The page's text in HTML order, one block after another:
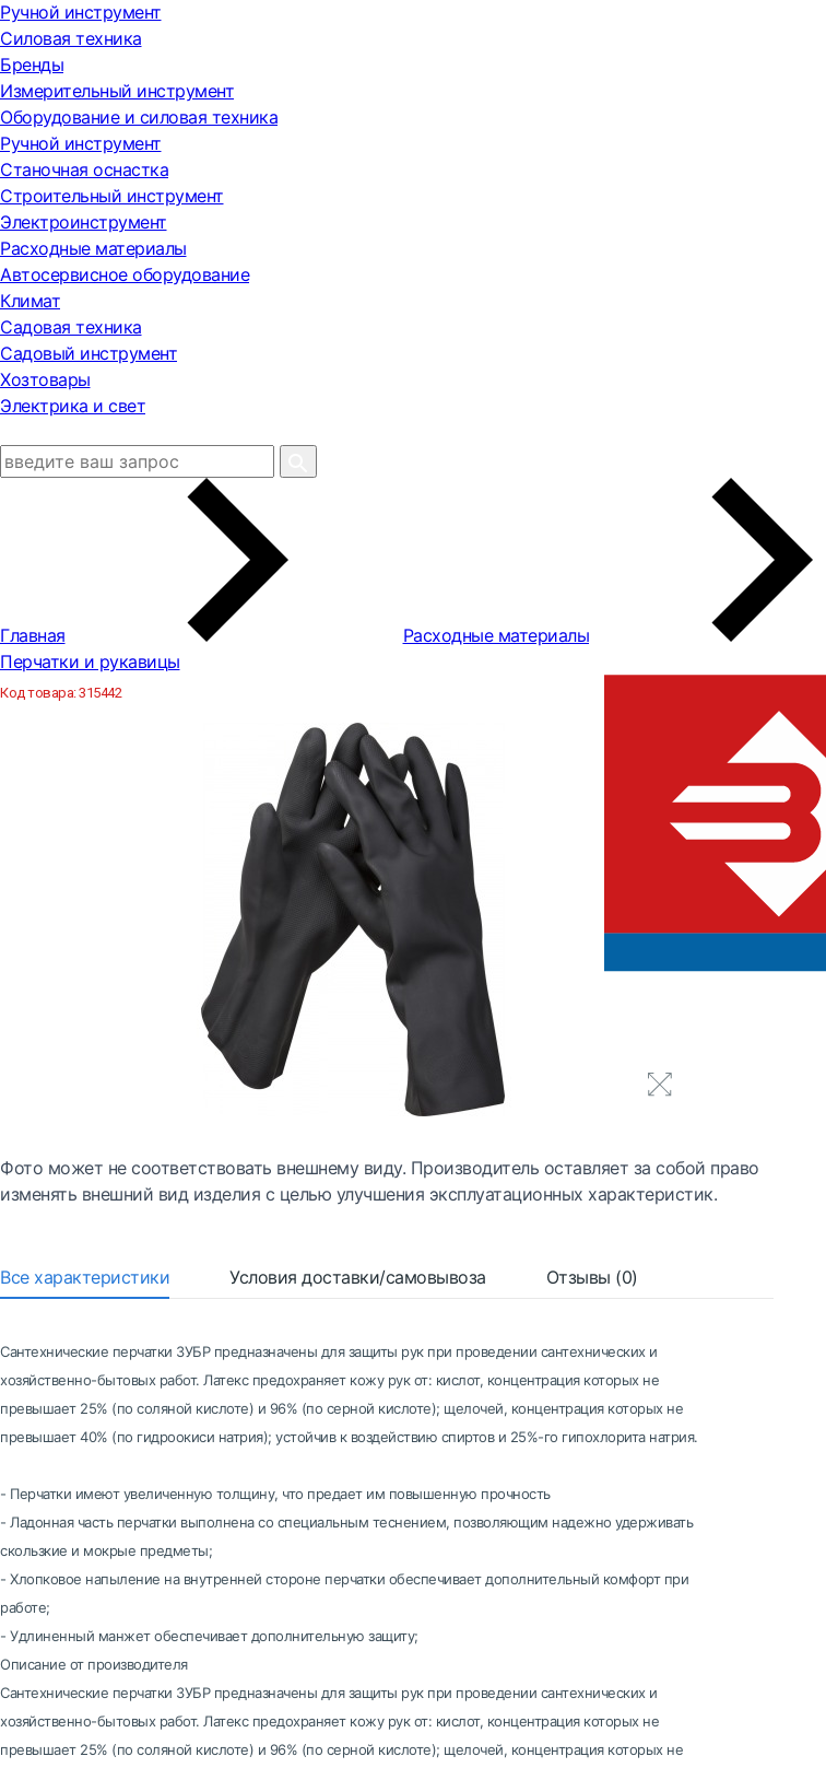
Ручной инструмент
Силовая техника
Бренды
Измерительный инструмент
Оборудование и силовая техника
Ручной инструмент
Станочная оснастка
Строительный инструмент
Электроинструмент
Расходные материалы
Автосервисное оборудование
Климат
Садовая техника
Садовый инструмент
Хозтовары
Электрика и свет
Главная Расходные материалы
Перчатки и рукавицы
Код товара:315442
Фото может не соответствовать внешнему виду. Производитель оставляет за собой право
изменять внешний вид изделия с целью улучшения эксплуатационных характеристик.
Все характеристики Условия доставки/самовывоза Отзывы (0)
Сантехнические перчатки ЗУБР предназначены для защиты рук при проведении сантехнических и
хозяйственно-бытовых работ. Латекс предохраняет кожу рук от: кислот, концентрация которых не
превышает 25% (по соляной кислоте) и 96% (по серной кислоте); щелочей, концентрация которых не
превышает 40% (по гидроокиси натрия); устойчив к воздействию спиртов и 25%-го гипохлорита натрия.
- Перчатки имеют увеличенную толщину, что предает им повышенную прочность
- Ладонная часть перчатки выполнена со специальным теснением, позволяющим надежно удерживать
скользкие и мокрые предметы;
- Хлопковое напыление на внутренней стороне перчатки обеспечивает дополнительный комфорт при
работе;
- Удлиненный манжет обеспечивает дополнительную защиту;
Описание от производителя
Сантехнические перчатки ЗУБР предназначены для защиты рук при проведении сантехнических и
хозяйственно-бытовых работ. Латекс предохраняет кожу рук от: кислот, концентрация которых не
превышает 25% (по соляной кислоте) и 96% (по серной кислоте); щелочей, концентрация которых не